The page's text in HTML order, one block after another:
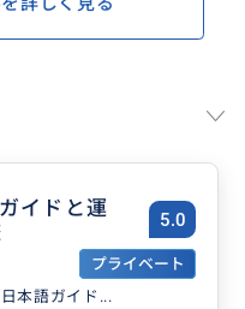
イドと運
5.0
プライベート
本語ガイド...